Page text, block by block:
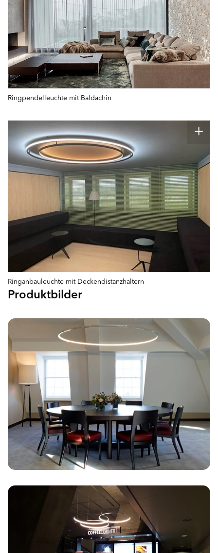
Ringpendelleuchte mit Baldachin
Ringanbauleuchte mit Deckendistanzhaltern
Produktbilder